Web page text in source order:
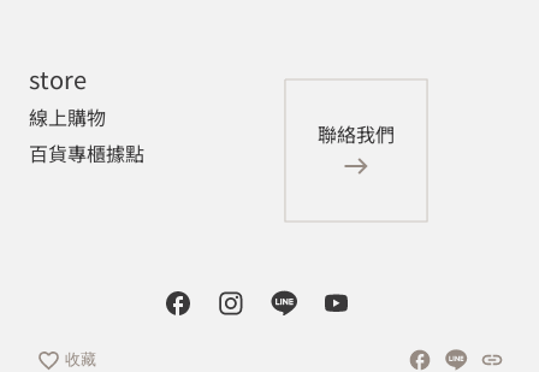
收藏
store
線上購物
百貨專櫃據點
聯絡我們